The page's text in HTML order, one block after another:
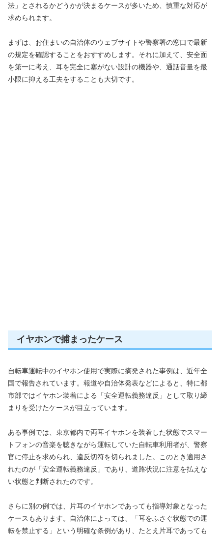
法」とされるかどうかが決まるケースが多いため、慎重な対応が
求められます。
まずは、お住まいの自治体のウェブサイトや警察署の窓口で最新
の規定を確認することをおすすめします。それに加えて、安全面
を第一に考え、耳を完全に塞がない設計の機器や、通話音量を最
小限に抑える工夫をすることも大切です。
イヤホンで捕まったケース
自転車運転中のイヤホン使用で実際に摘発された事例は、近年全
国で報告されています。報道や自治体発表などによると、特に都
市部ではイヤホン装着による「安全運転義務違反」として取り締
まりを受けたケースが目立っています。
ある事例では、東京都内で両耳イヤホンを装着した状態でスマー
トフォンの音楽を聴きながら運転していた自転車利用者が、警察
官に停止を求められ、違反切符を切られました。このとき適用さ
れたのが「安全運転義務違反」であり、道路状況に注意を払えな
い状態と判断されたのです。
さらに別の例では、片耳のイヤホンであっても指導対象となった
ケースもあります。自治体によっては、「耳をふさぐ状態での運
転を禁止する」という明確な条例があり、たとえ片耳であっても